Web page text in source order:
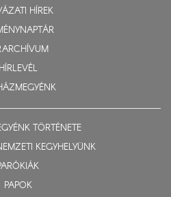
HÍREK
HÍRLEVÉL
TÖRTÉNETE
KEGYHELYÜNK
PAPOK